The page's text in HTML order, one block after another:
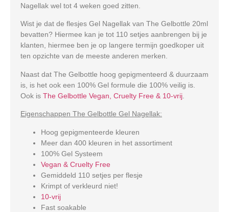
Nagellak wel tot 4 weken goed zitten.
Wist je dat de flesjes Gel Nagellak van The Gelbottle 20ml
bevatten? Hiermee kan je tot 110 setjes aanbrengen bij je
klanten, hiermee ben je op langere termijn goedkoper uit
ten opzichte van de meeste anderen merken.
Naast dat The Gelbottle hoog gepigmenteerd & duurzaam
is, is het ook een 100% Gel formule die 100% veilig is.
Ook is The Gelbottle Vegan, Cruelty Free & 10-vrij
Eigenschappen The Gelbottle Gel Nagellak:
Hoog gepigmenteerde kleuren
Meer dan 400 kleuren in het assortiment
100% Gel Systeem
Vegan & Cruelty Free
Gemiddeld 110 setjes per flesje
Krimpt of verkleurd niet!
10-vrij
Fast soakable